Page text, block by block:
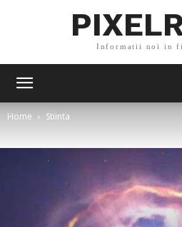
Informatii noi in
Home Stiinta